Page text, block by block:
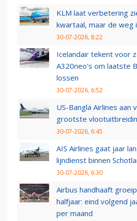
KLM laat verbetering
kwartaal, maar de weg
30-07-2026, 8:22
Icelandair tekent voor
A320neo's om laatste
lossen
30-07-2026, 6:52
US-Bangla Airlines aan
grootste
30-07-2026, 6:45
AIS Airlines gaat jaar
lijndienst binnen
30-07-2026, 6:30
Airbus handhaaft
halfjaar: eind volgend
per maand